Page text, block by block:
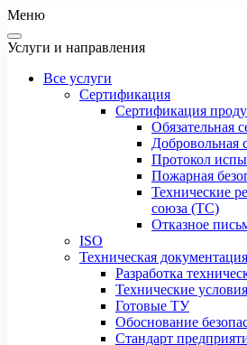
Меню
Услуги и направления
Все услуги
Сертификация
Сертификация
Обязательная
Добровольная
Протокол
Пожарная
Технические
союза (ТС)
Отказное
ISO
Техническая документация
Разработка
Технические условия
Готовые ТУ
Обоснование
Стандарт